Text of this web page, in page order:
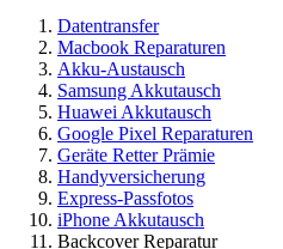
Datentransfer
Macbook Reparaturen
Akku-Austausch
Samsung Akkutausch
Huawei Akkutausch
Google Pixel Reparaturen
Geräte Retter Prämie
Handyversicherung
Express-Passfotos
iPhone Akkutausch
Backcover Reparatur